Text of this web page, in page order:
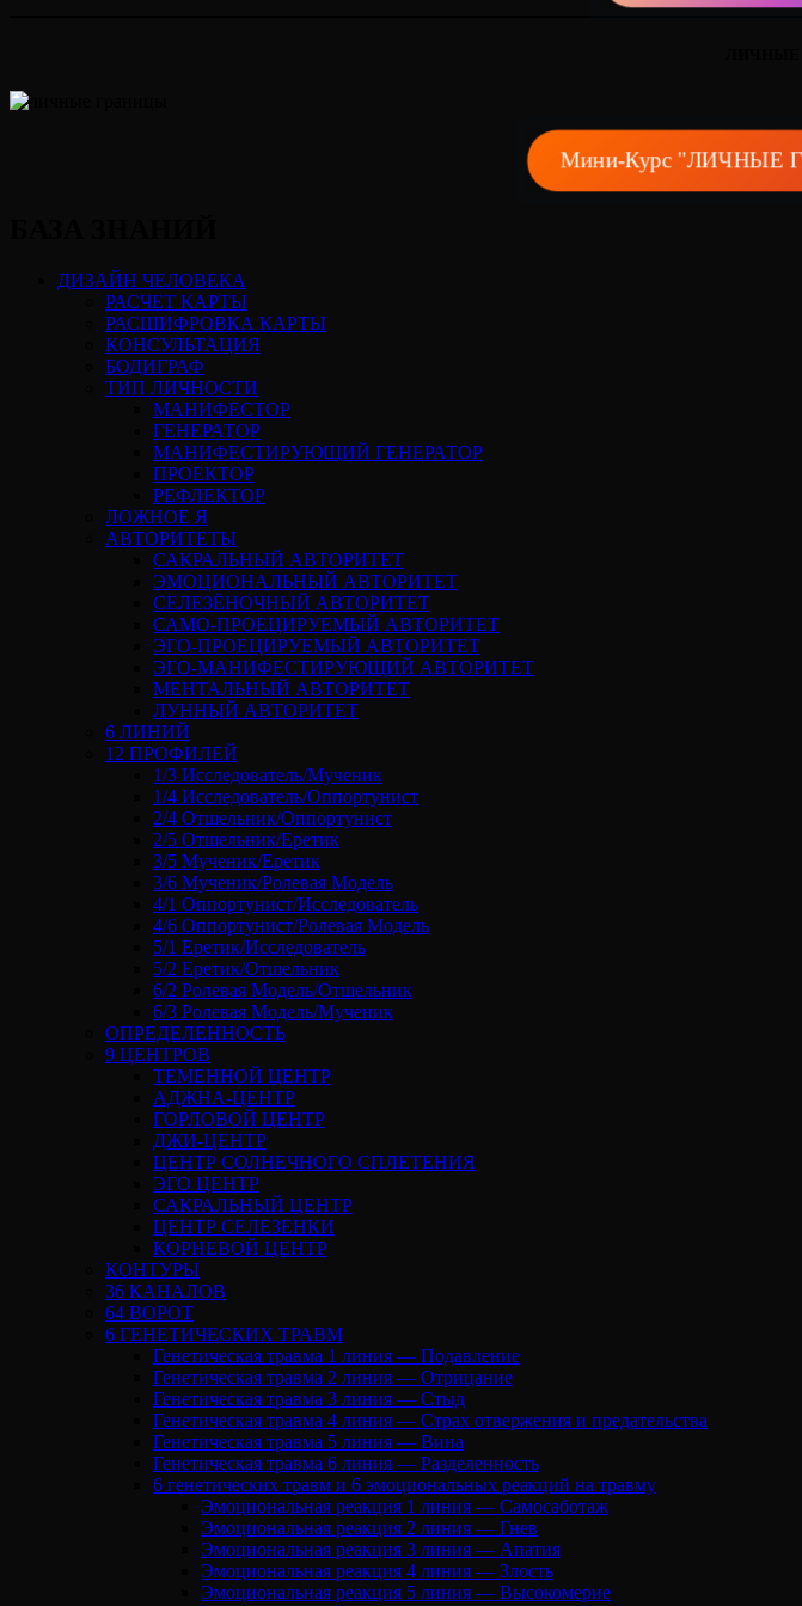
Мини-Курс "ЛИЧНЫЕ
ДИЗАЙН ЧЕЛОВЕКА
РАСЧЕТ КАРТЫ
РАСШИФРОВКА КАРТЫ
КОНСУЛЬТАЦИЯ
БОДИГРАФ
ТИП ЛИЧНОСТИ
МАНИФЕСТОР
ГЕНЕРАТОР
МАНИФЕСТИРУЮЩИЙ ГЕНЕРАТОР
ПРОЕКТОР
РЕФЛЕКТОР
ЛОЖНОЕ Я
АВТОРИТЕТЫ
САКРАЛЬНЫЙ АВТОРИТЕТ
ЭМОЦИОНАЛЬНЫЙ АВТОРИТЕТ
СЕЛЕЗЁНОЧНЫЙ АВТОРИТЕТ
САМО-ПРОЕЦИРУЕМЫЙ АВТОРИТЕТ
ЭГО-ПРОЕЦИРУЕМЫЙ АВТОРИТЕТ
ЭГО-МАНИФЕСТИРУЮЩИЙ АВТОРИТЕТ
МЕНТАЛЬНЫЙ АВТОРИТЕТ
ЛУННЫЙ АВТОРИТЕТ
6 ЛИНИЙ
12 ПРОФИЛЕЙ
1/3 Исследователь/Мученик
1/4 Исследователь/Оппортунист
2/4 Отшельник/Оппортунист
2/5 Отшельник/Еретик
3/5 Мученик/Еретик
3/6 Мученик/Ролевая Модель
4/1 Оппортунист/Исследователь
4/6 Оппортунист/Ролевая Модель
5/1 Еретик/Исследователь
5/2 Еретик/Отшельник
6/2 Ролевая Модель/Отшельник
6/3 Ролевая Модель/Мученик
ОПРЕДЕЛЕННОСТЬ
9 ЦЕНТРОВ
ТЕМЕННОЙ ЦЕНТР
АДЖНА-ЦЕНТР
ГОРЛОВОЙ ЦЕНТР
ДЖИ-ЦЕНТР
ЦЕНТР СОЛНЕЧНОГО СПЛЕТЕНИЯ
ЭГО ЦЕНТР
САКРАЛЬНЫЙ ЦЕНТР
ЦЕНТР СЕЛЕЗЕНКИ
КОРНЕВОЙ ЦЕНТР
КОНТУРЫ
36 КАНАЛОВ
64 ВОРОТ
6 ГЕНЕТИЧЕСКИХ ТРАВМ
Генетическая травма 1 линия — Подавление
Генетическая травма 2 линия — Отрицание
Генетическая травма 3 линия — Стыд
Генетическая травма 4 линия — Страх отвержения и предательства
Генетическая травма 5 линия — Вина
Генетическая травма 6 линия — Разделенность
6 генетических травм и 6 эмоциональных реакций на травму
Эмоциональная реакция 1 линия — Самосаботаж
Эмоциональная реакция 2 линия — Гнев
Эмоциональная реакция 3 линия — Апатия
Эмоциональная реакция 4 линия — Злость
Эмоциональная реакция 5 линия — Высокомерие